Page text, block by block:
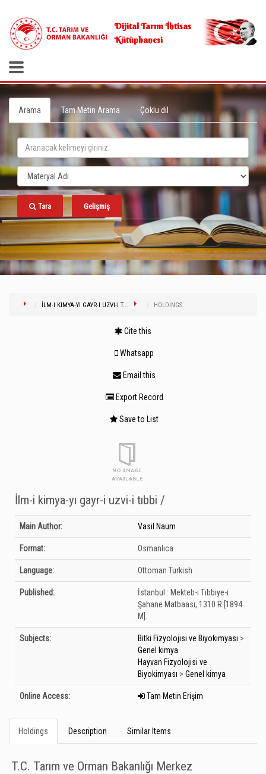
Dijital Tarım İhtisas
Kütüphanesi
Arama Tam Metin Arama Çoklu dil
Tara Gelişmiş
İLM-I KIMYA-YI GAYR-I UZVI-I T... HOLDINGS
Cite this
Whatsapp
Email this
Export Record
Save to List
İlm-i kimya-yı gayr-i uzvi-i tıbbi /
Bibliographic Details
Main Author: Vasil Naum
Format: Osmanlıca
Language: Ottoman Turkish
Published: İstanbul : Mekteb-i Tıbbiye-i
Şahane Matbaası, 1310 R [1894
M].
Subjects: Bitki Fizyolojisi ve Biyokimyası >
Genel kimya
Hayvan Fizyolojisi ve
Biyokimyası > Genel kimya
Online Access: Tam Metin Erişim
Holdings Description Similar Items
T.C. Tarım ve Orman Bakanlığı Merkez